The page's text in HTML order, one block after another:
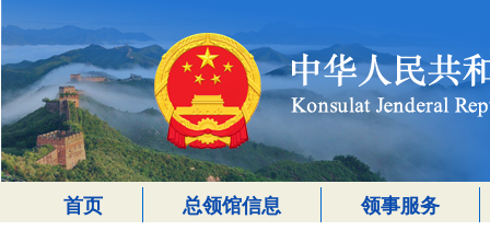
首页 总领馆信息 领事服务